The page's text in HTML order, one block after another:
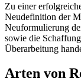
Zu einer
Neudefinition der
Neuformulierung
sowie die
Überarbeitung
Arten von